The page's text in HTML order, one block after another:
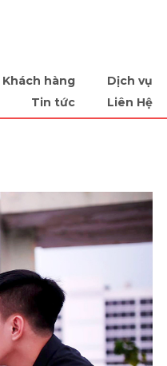
Khách hàng
Dịch vụ
Tin tức Liên Hệ